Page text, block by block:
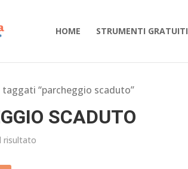
HOME STRUMENTI GRATUITI
“parcheggio scaduto”
SCADUTO
risultato